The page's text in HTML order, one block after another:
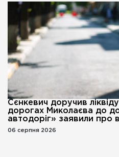
Сєнкевич доручив
дорогах Миколаєва до
автодоріг» заявили про
06 серпня 2026